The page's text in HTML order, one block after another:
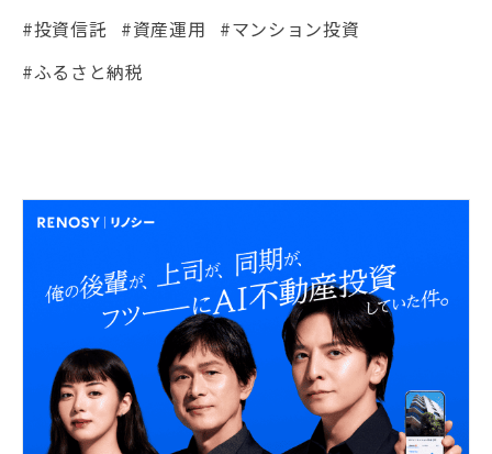
#投資信託
#資産運用
#マンション投資
#ふるさと納税